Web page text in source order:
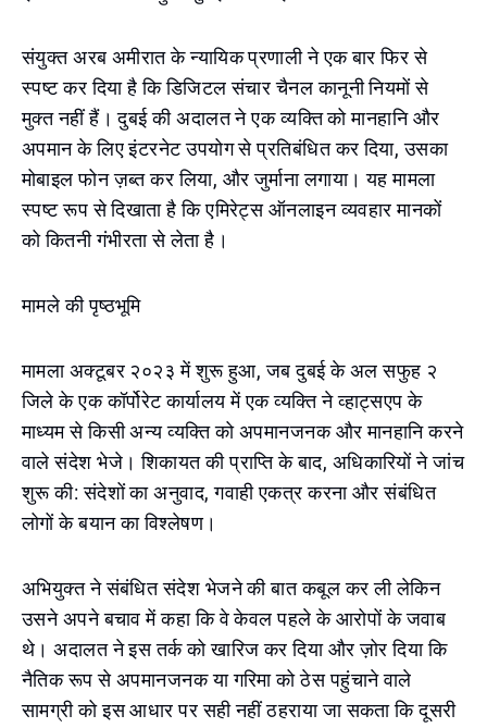
संयुक्त अरब अमीरात के न्यायिक प्रणाली ने एक बार फिर से
स्पष्ट कर दिया है कि डिजिटल संचार चैनल कानूनी नियमों से
मुक्त नहीं हैं। दुबई की अदालत ने एक व्यक्ति को मानहानि और
अपमान के लिए इंटरनेट उपयोग से प्रतिबंधित कर दिया, उसका
मोबाइल फोन ज़ब्त कर लिया, और जुर्माना लगाया। यह मामला
स्पष्ट रूप से दिखाता है कि एमिरेट्स ऑनलाइन व्यवहार मानकों
को कितनी गंभीरता से लेता है।
मामले की पृष्ठभूमि
मामला अक्टूबर २०२३ में शुरू हुआ, जब दुबई के अल सफुह २
जिले के एक कॉर्पोरेट कार्यालय में एक व्यक्ति ने व्हाट्सएप के
माध्यम से किसी अन्य व्यक्ति को अपमानजनक और मानहानि करने
वाले संदेश भेजे। शिकायत की प्राप्ति के बाद, अधिकारियों ने जांच
शुरू की: संदेशों का अनुवाद, गवाही एकत्र करना और संबंधित
लोगों के बयान का विश्लेषण।
अभियुक्त ने संबंधित संदेश भेजने की बात कबूल कर ली लेकिन
उसने अपने बचाव में कहा कि वे केवल पहले के आरोपों के जवाब
थे। अदालत ने इस तर्क को खारिज कर दिया और ज़ोर दिया कि
नैतिक रूप से अपमानजनक या गरिमा को ठेस पहुंचाने वाले
सामग्री को इस आधार पर सही नहीं ठहराया जा सकता कि दूसरी